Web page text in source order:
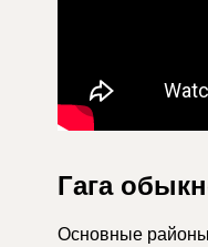
Гага
Основные